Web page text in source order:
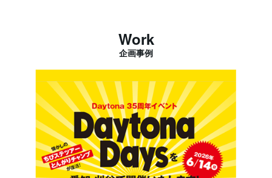
Work
企画事例